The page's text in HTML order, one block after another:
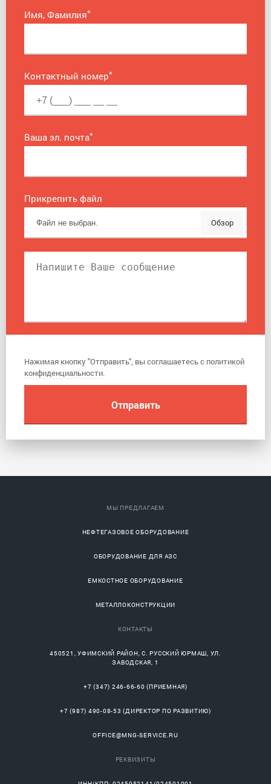
Имя, Фамилия*
Контактный номер*
Ваша эл. почта*
Прикрепить файл
Обзор
Нажимая кнопку "Отправить", вы соглашаетесь с политикой
конфиденциальности.
МЫ ПРЕДЛАГАЕМ
НЕФТЕГАЗОВОЕ ОБОРУДОВАНИЕ
ОБОРУДОВАНИЕ ДЛЯ АЗС
ЕМКОСТНОЕ ОБОРУДОВАНИЕ
МЕТАЛЛОКОНСТРУКЦИИ
КОНТАКТЫ
450521 ,УФИМСКИЙ РАЙОН, С.РУССКИЙ ЮРМАШ, УЛ.
ЗАВОДСКАЯ, 1
+7 (347) 246-66-60 (ПРИЕМНАЯ)
+7 (987) 490-08-53 (ДИРЕКТОР ПО РАЗВИТИЮ)
OFFICE@MNG-SERVICE.RU
РЕКВИЗИТЫ